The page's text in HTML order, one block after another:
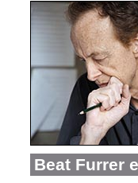
Beat Furrer